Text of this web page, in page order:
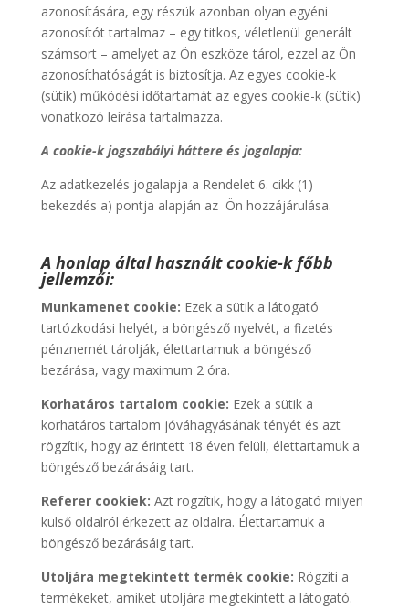
azonosítására, egy részük azonban olyan egyéni
azonosítót tartalmaz – egy titkos, véletlenül generált
számsort – amelyet az Ön eszköze tárol, ezzel az Ön
azonosíthatóságát is biztosítja. Az egyes cookie-k
(sütik) működési időtartamát az egyes cookie-k (sütik)
vonatkozó leírása tartalmazza.
A cookie-k jogszabályi háttere és jogalapja:
Az adatkezelés jogalapja a Rendelet 6. cikk (1)
bekezdés a) pontja alapján az Ön hozzájárulása.
A honlap által használt cookie-k főbb
jellemzői:
Munkamenet cookie: Ezek a sütik a látogató
tartózkodási helyét, a böngésző nyelvét, a fizetés
pénznemét tárolják, élettartamuk a böngésző
bezárása, vagy maximum 2 óra.
Korhatáros tartalom cookie: Ezek a sütik a
korhatáros tartalom jóváhagyásának tényét és azt
rögzítik, hogy az érintett 18 éven felüli, élettartamuk a
böngésző bezárásáig tart.
Referer cookiek: Azt rögzítik, hogy a látogató milyen
külső oldalról érkezett az oldalra. Élettartamuk a
böngésző bezárásáig tart.
Utoljára megtekintett termék cookie: Rögzíti a
termékeket, amiket utoljára megtekintett a látogató.